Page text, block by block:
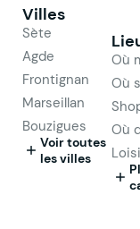
Villes
Sète
Agde
Frontignan
Marseillan
Bouzigues
Voir toutes
les villes
Où
Où
Où